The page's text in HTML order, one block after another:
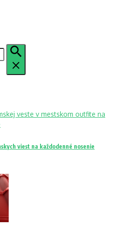
viest na každodenné nosenie